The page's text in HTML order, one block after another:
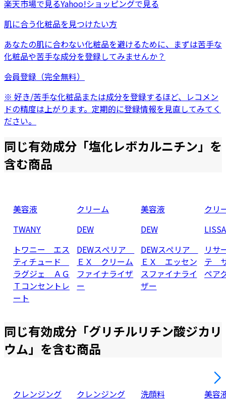
楽天市場で見るYahoo!ショッピングで見る
肌に合う化粧品を見つけたい方
あなたの肌に合わない化粧品を避けるために、まずは苦手な
化粧品や苦手な成分を登録してみませんか？
会員登録（完全無料）
※ 好き/苦手な化粧品または成分を登録するほど、レコメン
ドの精度は上がります。定期的に登録情報を見直してみてく
ださい。
同じ有効成分「塩化レボカルニチン」を
含む商品
美容液
TWANY
トワニー エス
ティチュード
ラグジェ ＡＧ
Ｔコンセントレ
ート
クリーム
DEW
DEWスぺリア
ＥＸ クリーム
ファイナライザ
ー
美容液
DEW
DEWスぺリア
ＥＸ エッセン
スファイナライ
ザー
クリ
リサ
テ
ペア
同じ有効成分「グリチルリチン酸ジカリ
ウム」を含む商品
クレンジング
クレンジング
洗顔料
美容